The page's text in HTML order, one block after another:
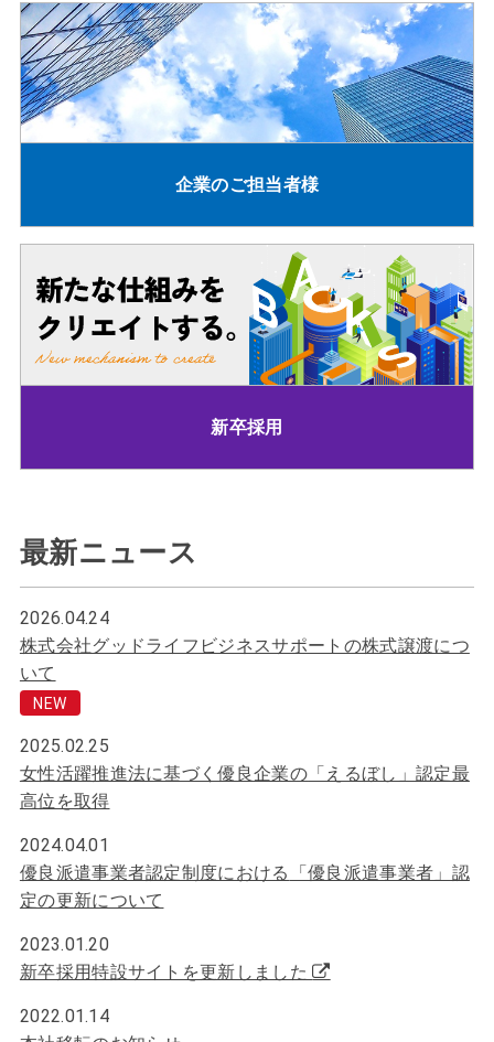
企業のご担当者様
新卒採用
最新ニュース
2026.04.24
株式会社グッドライフビジネスサポートの株式譲渡につ
いて
NEW
2025.02.25
女性活躍推進法に基づく優良企業の 「えるぼし」認定最
高位を取得
2024.04.01
優良派遣事業者認定制度における
「優良派遣事業者」認
定の更新について
2023.01.20
新卒採用特設サイトを更新しました
2022.01.14